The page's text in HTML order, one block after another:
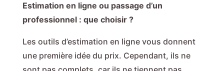
Estimation en ligne ou passage d’un
professionnel : que choisir ?
Les outils d’estimation en ligne vous donnent
une première idée du prix. Cependant, ils ne